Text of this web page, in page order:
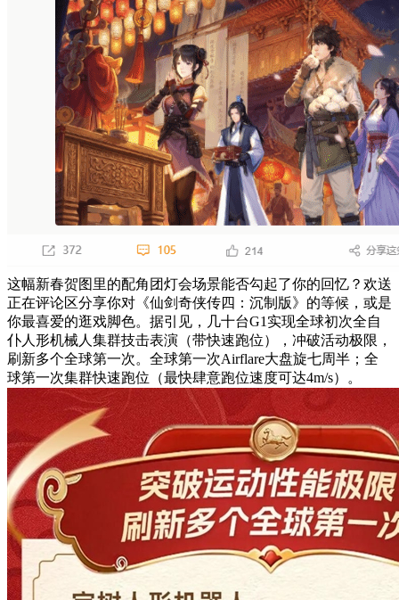
这幅新春贺图里的配角团灯会场景能否勾起了你的回忆？欢送
正在评论区分享你对《仙剑奇侠传四：沉制版》的等候，或是
你最喜爱的逛戏脚色。据引见，几十台G1实现全球初次全自
仆人形机械人集群技击表演（带快速跑位），冲破活动极限，
刷新多个全球第一次。全球第一次Airflare大盘旋七周半；全
球第一次集群快速跑位（最快肆意跑位速度可达4m/s）。